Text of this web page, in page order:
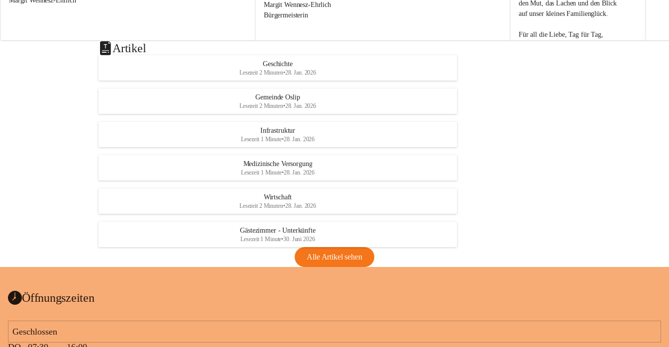
Margit Wennesz-Ehrlich
Bürgermeisterin
den Mut, das Lachen und den Blick
auf unser kleines Familienglück.
Für all die Liebe, Tag für Tag,
Artikel
Geschichte
Lesezeit 2 Minuten•28. Jan. 2026
Gemeinde Oslip
Lesezeit 2 Minuten•28. Jan. 2026
Infrastruktur
Lesezeit 1 Minute•28. Jan. 2026
Medizinische Versorgung
Lesezeit 1 Minute•28. Jan. 2026
Wirtschaft
Lesezeit 2 Minuten•28. Jan. 2026
Gästezimmer - Unterkünfte
Lesezeit 1 Minute•30. Juni 2026
Alle Artikel sehen
Öffnungszeiten
Geschlossen